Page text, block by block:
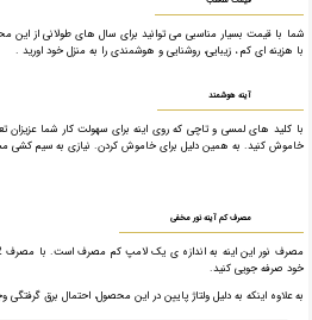
شما با قیمت بسیار مناسبی می توانید برای سال های طولانی از این
با هزینه ای کم ، زیبایی، روشنایی و هوشمندی را به منزل خود اورید .
آینه هوشمند
با کلید های لمسی و تاچی که روی اینه برای سهولت کار شما عزیزان
خاموش کنید. به همین دلیل برای خاموش کردن. نیازی به سیم کشی
مصرف کم آینه نور مخفی
خود صرفه جویی کنید.
به علاوه اینکه به دلیل ولتاژ پایین در این محصول، احتمال برق